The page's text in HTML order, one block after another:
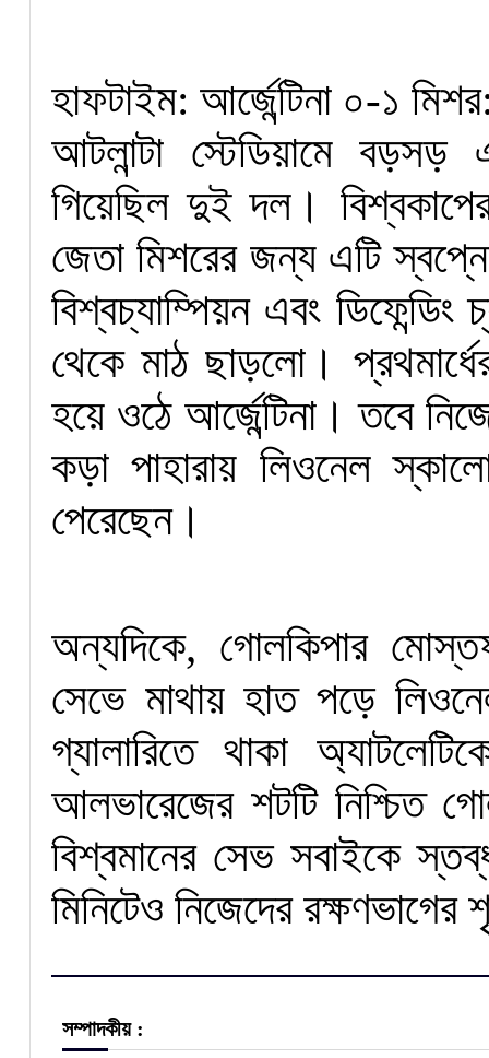
হাফটাইম: আর্জেন্টিনা ০-১
আটলান্টা স্টেডিয়ামে
গিয়েছিল দুই দল।
জেতা মিশরের জন্য এটি
বিশ্বচ্যাম্পিয়ন এবং
থেকে মাঠ ছাড়লো।
হয়ে ওঠে আর্জেন্টিনা। তবে
কড়া পাহারায় লিওনেল
পেরেছেন।
অন্যদিকে, গোলকিপার
সেভে মাথায় হাত পড়ে
গ্যালারিতে থাকা
আলভারেজের শটটি নিশ্চিত
বিশ্বমানের সেভ সবাইকে
মিনিটেও নিজেদের
সম্পাদকীয় :